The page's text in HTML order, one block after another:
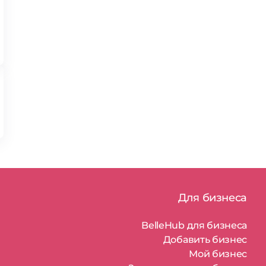
Для бизнеса
BelleHub для бизнеса
Добавить бизнес
Мой бизнес